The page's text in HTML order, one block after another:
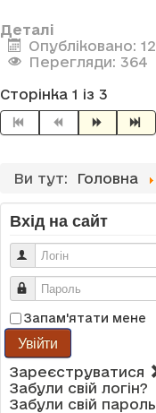
Деталі
Опубліковано:
Перегляди: 364
Сторінка 1 із 3
Ви тут: Головна
Вхід на сайт
Логін
Пароль
Запам'ятати мене
Увійти
Зареєструватися
Забули свій логін?
Забули свій